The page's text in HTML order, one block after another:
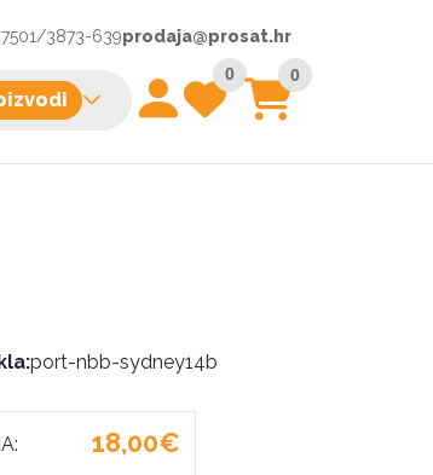
01/3873-639prodaja@prosat.hr
0 0
port-nbb-sydney14b
18,00€